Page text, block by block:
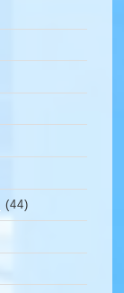
(44)